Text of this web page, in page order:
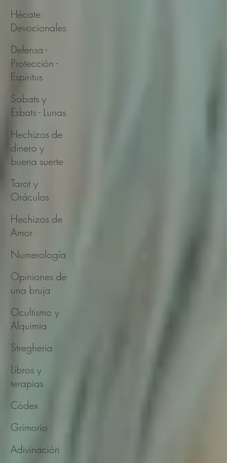
Hécate:
Devocionales
Defensa -
Protección -
Espíritus
Sabats y
Esbats - Lunas
Hechizos de
dinero y
buena suerte
Tarot y
Oráculos
Hechizos de
Amor
Numerología
Opiniones de
una bruja
Ocultismo y
Alquimia
Stregheria
Libros y
terapias
Códex
Grimorio
Adivinación